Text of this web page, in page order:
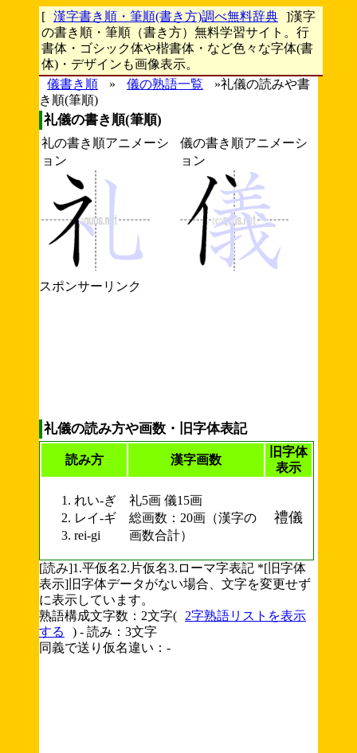
[ 漢字書き順・筆順(書き方)調べ無料辞典 ]漢字
の書き順・筆順（書き方）無料学習サイト。行
書体・ゴシック体や楷書体・など色々な字体(書
体)・デザインも画像表示。
儀書き順
» 儀の熟語一覧
»礼儀の読みや書
き順(筆順)
礼儀の書き順(筆順)
礼の書き順アニメーシ
ョン
儀の書き順アニメーシ
ョン
スポンサーリンク
礼儀の読み方や画数・旧字体表記
読み方 漢字画数
旧字体
表示
れい-ぎ
レイ-ギ
rei-gi
礼5画 儀15画
総画数：20画（漢字の
画数合計）
禮儀
[読み]1.平仮名2.片仮名3.ローマ字表記 *[旧字体
表示]旧字体データがない場合、文字を変更せず
に表示しています。
熟語構成文字数：2文字(
2字熟語リストを表示
する
) - 読み：3文字
同義で送り仮名違い：-